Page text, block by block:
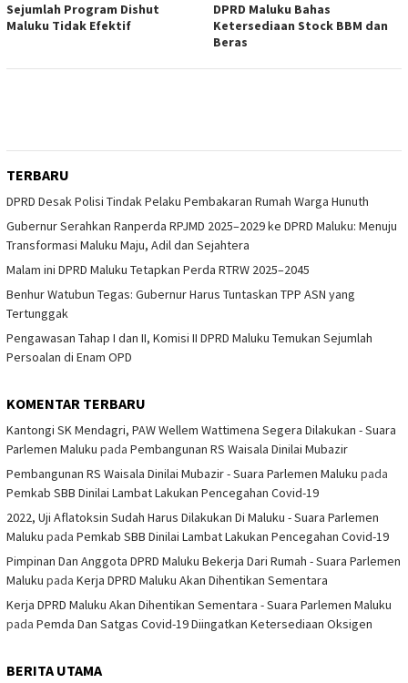
Sejumlah Program Dishut
Maluku Tidak Efektif
DPRD Maluku Bahas
Ketersediaan Stock BBM dan
Beras
TERBARU
DPRD Desak Polisi Tindak Pelaku Pembakaran Rumah Warga Hunuth
Gubernur Serahkan Ranperda RPJMD 2025–2029 ke DPRD Maluku: Menuju
Transformasi Maluku Maju, Adil dan Sejahtera
Malam ini DPRD Maluku Tetapkan Perda RTRW 2025–2045
Benhur Watubun Tegas: Gubernur Harus Tuntaskan TPP ASN yang
Tertunggak
Pengawasan Tahap I dan II, Komisi II DPRD Maluku Temukan Sejumlah
Persoalan di Enam OPD
KOMENTAR TERBARU
Kantongi SK Mendagri, PAW Wellem Wattimena Segera Dilakukan - Suara
Parlemen Maluku pada Pembangunan RS Waisala Dinilai Mubazir
Pembangunan RS Waisala Dinilai Mubazir - Suara Parlemen Maluku pada
Pemkab SBB Dinilai Lambat Lakukan Pencegahan Covid-19
2022, Uji Aflatoksin Sudah Harus Dilakukan Di Maluku - Suara Parlemen
Maluku pada Pemkab SBB Dinilai Lambat Lakukan Pencegahan Covid-19
Pimpinan Dan Anggota DPRD Maluku Bekerja Dari Rumah - Suara Parlemen
Maluku pada Kerja DPRD Maluku Akan Dihentikan Sementara
Kerja DPRD Maluku Akan Dihentikan Sementara - Suara Parlemen Maluku
pada Pemda Dan Satgas Covid-19 Diingatkan Ketersediaan Oksigen
BERITA UTAMA